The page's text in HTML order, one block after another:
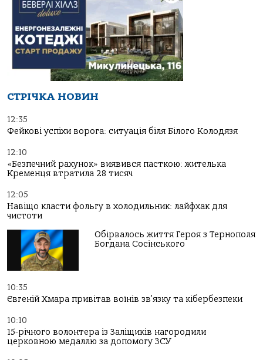
СТРІЧКА НОВИН
12:35
Фейкові успіхи ворога: ситуація біля Білого Колодязя
12:10
«Безпечний рахунок» виявився пасткою: жителька
Кременця втратила 28 тисяч
12:05
Навіщо класти фольгу в холодильник: лайфхак для
чистоти
Обірвалось життя Героя з Тернополя
Богдана Сосінського
10:35
Євгеній Хмара привітав воїнів зв’язку та кібербезпеки
10:10
15-річного волонтера із Заліщиків нагородили
церковною медаллю за допомогу ЗСУ